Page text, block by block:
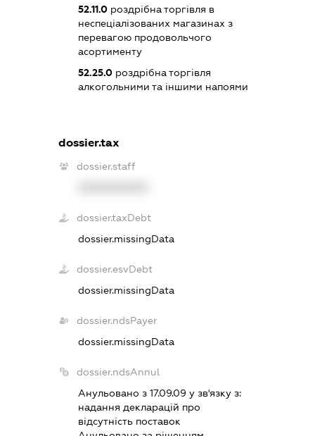
52.11.0роздрібна торгівля в
неспеціалізованих магазинах з
перевагою продовольчого
асортименту
52.25.0роздрібна торгівля
алкогольними та іншими напоями
dossier.tax
dossier.staff
dossier.taxDebt
dossier.missingData
dossier.esvDebt
dossier.missingData
dossier.ndsPayer
dossier.missingData
dossier.ndsAnnul
Анульовано з 17.09.09 у зв'язку з:
надання декларацiй про
вiдсутнiсть поставок